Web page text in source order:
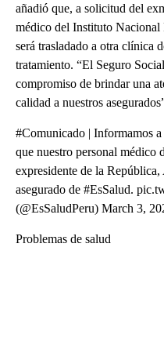
añadió que, a solicitud del
médico del Instituto
será trasladado a otra clínica
tratamiento. “El Seguro
compromiso de brindar una
calidad a nuestros
#Comunicado | Informamos
que nuestro personal
expresidente de la
asegurado de #EsSalud.
(@EsSaludPeru) March 3,
Problemas de salud